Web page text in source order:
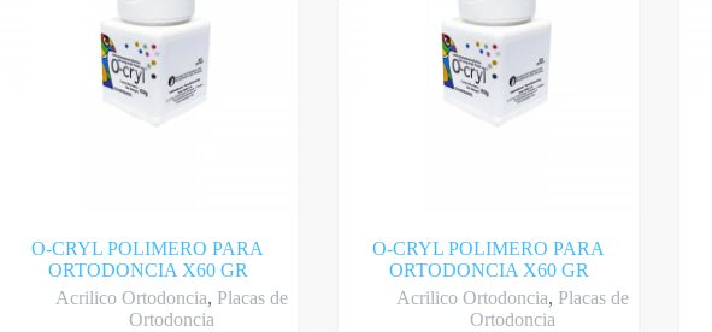
O-CRYL POLIMERO PARA
ORTODONCIA X60 GR
Acrilico Ortodoncia, Placas de
Ortodoncia
O-CRYL POLIMERO PARA
ORTODONCIA X60 GR
Acrilico Ortodoncia, Placas de
Ortodoncia